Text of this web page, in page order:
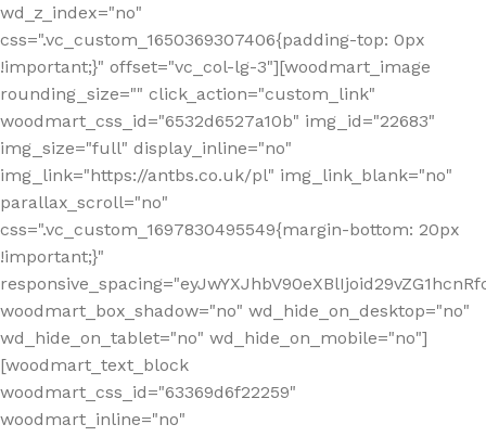
wd_z_index="no"
css=".vc_custom_1650369307406{padding-top: 0px
!important;}" offset="vc_col-lg-3"][woodmart_image
rounding_size="" click_action="custom_link"
woodmart_css_id="6532d6527a10b" img_id="22683"
img_size="full" display_inline="no"
img_link="https://antbs.co.uk/pl" img_link_blank="no"
parallax_scroll="no"
css=".vc_custom_1697830495549{margin-bottom: 20px
!important;}"
woodmart_box_shadow="no" wd_hide_on_desktop="no"
wd_hide_on_tablet="no" wd_hide_on_mobile="no"]
[woodmart_text_block
woodmart_css_id="63369d6f22259"
woodmart_inline="no"